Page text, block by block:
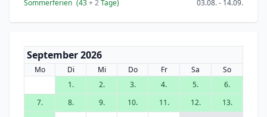
Sommerferien (43+ 2Tage) 03.08. - 14.09.
September 2026
Mo Di Mi Do Fr Sa
So
1.
2. 3. 4. 5.
6.
7.
8. 9. 10. 11. 12.
13.